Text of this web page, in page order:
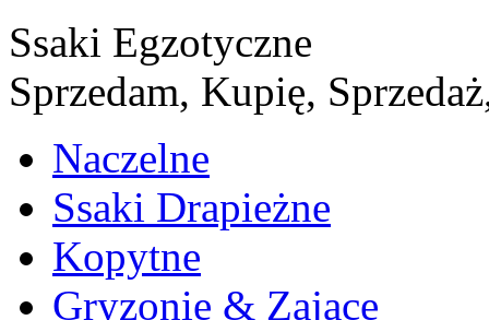
Ssaki Egzotyczne
Sprzedam, Kupię,
Naczelne
Ssaki Drapieżne
Kopytne
Gryzonie & Zające